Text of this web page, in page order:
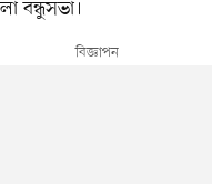
বন্ধুসভা।